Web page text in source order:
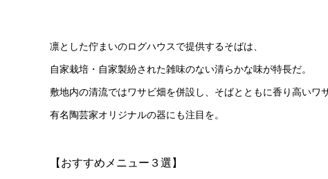
凛とした佇まいのログハウスで提供するそばは、
自家栽培・自家製紛された雑味のない清らかな味が特長だ。
敷地内の清流ではワサビ畑を併設し、そばとともに香り高いワ
有名陶芸家オリジナルの器にも注目を。
【おすすめメニュー３選】